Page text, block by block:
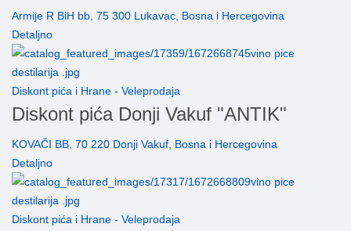
Armije R BiH bb, 75 300 Lukavac, Bosna i Hercegovina
Detaljno
Diskont pića i Hrane - Veleprodaja
Diskont pića Donji Vakuf "ANTIK"
KOVAČI BB, 70 220 Donji Vakuf, Bosna i Hercegovina
Detaljno
Diskont pića i Hrane - Veleprodaja